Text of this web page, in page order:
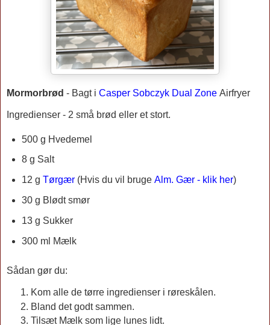
Mormorbrød - Bagt i Casper Sobczyk Dual Zone Airfryer
Ingredienser - 2 små brød eller et stort.
500 g Hvedemel
8 g Salt
12 g Tørgær (Hvis du vil bruge Alm. Gær - klik her)
30 g Blødt smør
13 g Sukker
300 ml Mælk
Sådan gør du:
Kom alle de tørre ingredienser i røreskålen.
Bland det godt sammen.
Tilsæt Mælk som lige lunes lidt.